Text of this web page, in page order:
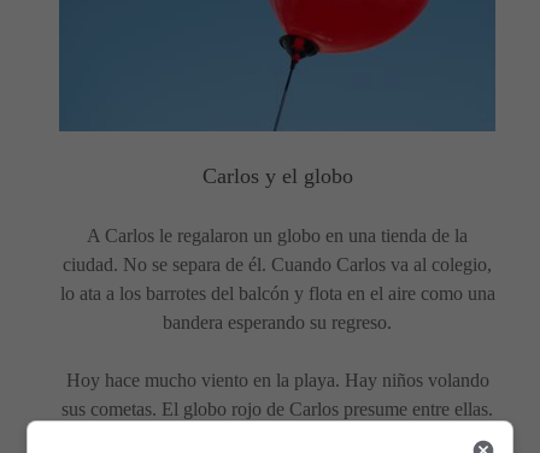
Carlos y el globo
A Carlos le regalaron un globo en una tienda de la
ciudad. No se separa de él. Cuando Carlos va al colegio,
lo ata a los barrotes del balcón y flota en el aire como una
bandera esperando su regreso.
Hoy hace mucho viento en la playa. Hay niños volando
sus cometas. El globo rojo de Carlos presume entre ellas.